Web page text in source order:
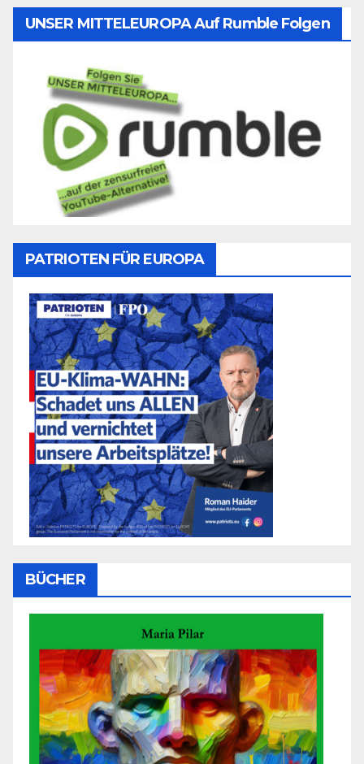
UNSER MITTELEUROPA Auf Rumble Folgen
PATRIOTEN FÜR EUROPA
BÜCHER